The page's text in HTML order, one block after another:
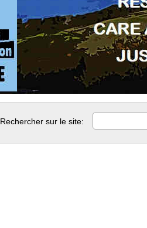
Rechercher sur le site: